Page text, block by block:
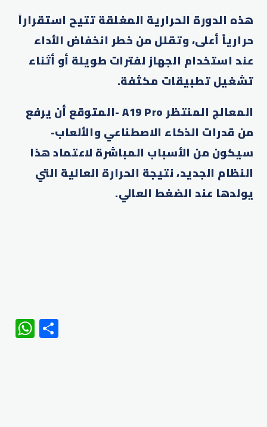
هذه الدورة الحرارية المغلقة تتيح استقراراً
حرارياً أعلى، وتقلل من خطر انخفاض الأداء
عند استخدام الجهاز لفترات طويلة أو أثناء
تشغيل تطبيقات مكثفة.
المعالج المنتظر A19 Pro -المتوقع أن يرفع
من قدرات الذكاء الاصطناعي والألعاب-
سيكون من الأسباب المباشرة لاعتماد هذا
النظام الجديد، نتيجة الحرارة العالية التي
يولدها عند الضغط العالي.
WhatsApp